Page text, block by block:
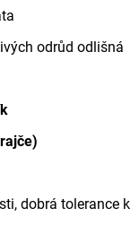
odrůd odlišná
dobrá tolerance k